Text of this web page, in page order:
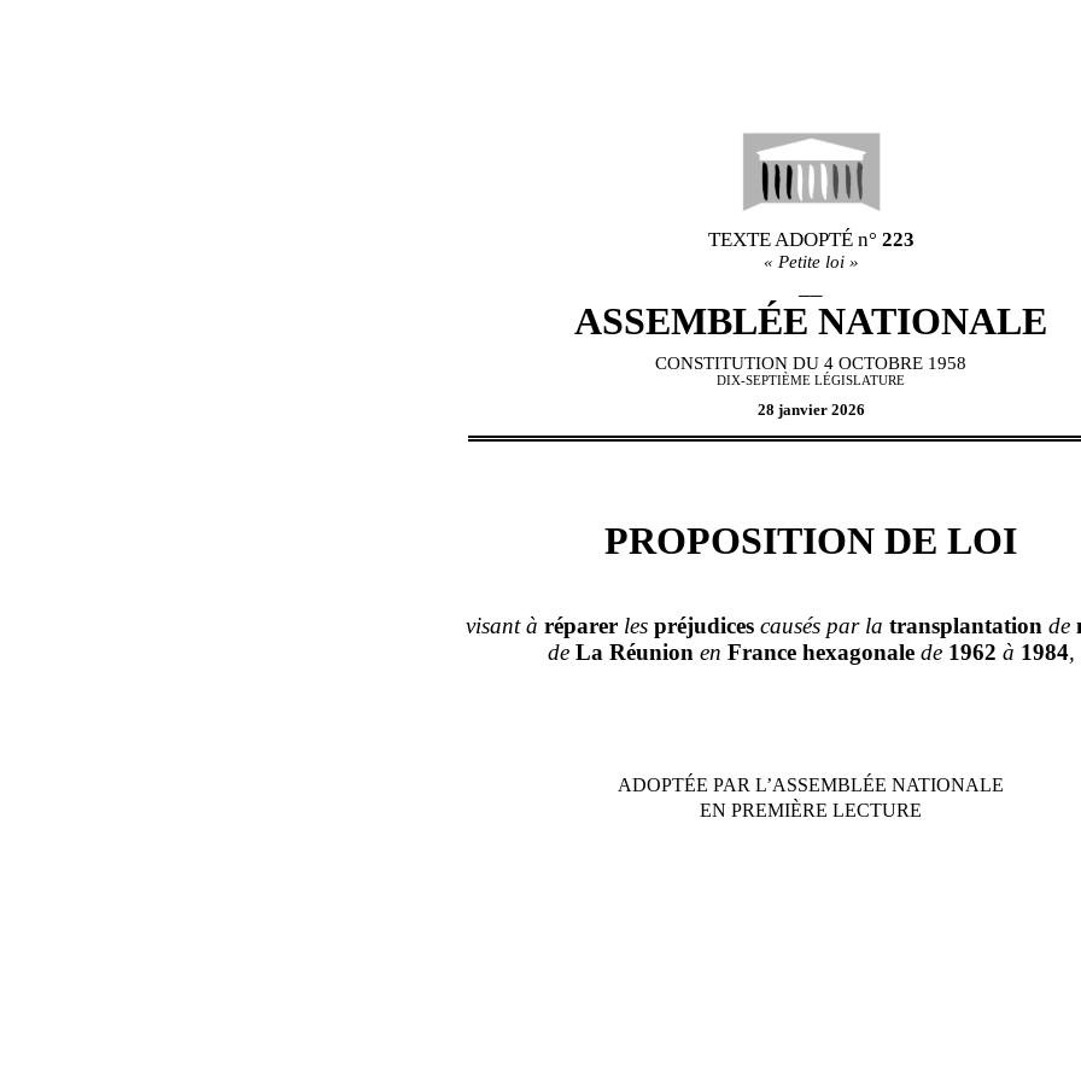
TEXTE ADOPTÉ n° 223
« Petite loi »
ASSEMBLÉE NATIONALE
CONSTITUTION DU 4 OCTOBRE 1958
DIX-SEPTIÈME LÉGISLATURE
28 janvier 2026
PROPOSITION DE LOI
visant à réparer les préjudices causés par la transplantation de
de La Réunion en France hexagonalede 1962 à 1984,
ADOPTÉE PAR L’ASSEMBLÉE NATIONALE
EN PREMIÈRE LECTURE